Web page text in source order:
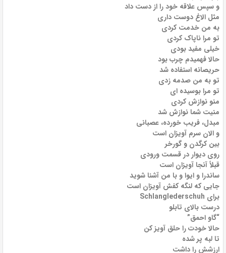
و سپس علاقه خود را از دست داد
مثل الاغ دوست داری
به من خدمت کردی
تو مرا ناپاک کردی
خیلی مفید بودی
حالا فهمیدم چرب بود
حریصانه استفاده شد
تو به من صدمه زدی
تو مرا بوسیده ای
منو نوازش کردی
منیت شما نوازش شد
مبدل، فریب خورده، عصبانی
و الان سرم آویزان است
بین کرگدن و گورخر
روی دیوار در قسمت ورودی
قبلاً آنجا آویزان است
ساندرا و ایوا و با من آشنا شوید
جایی که لنگه کفش آویزان است
برای Schlanglederschuh
درست بالای تابلو
“گاو احمق”
حالا خودت را حلق آویز کن
تا لبه پر شده
ارزشش را داشت